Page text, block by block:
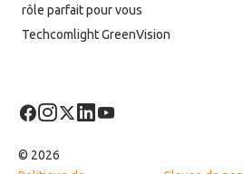
rôle parfait pour vous
Techcomlight GreenVision
© 2026